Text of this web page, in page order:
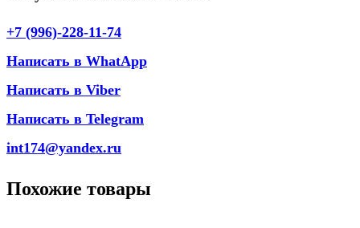
+7 (996)-228-11-74
Написать в WhatApp
Написать в Viber
Написать в Telegram
int174@yandex.ru
Похожие товары